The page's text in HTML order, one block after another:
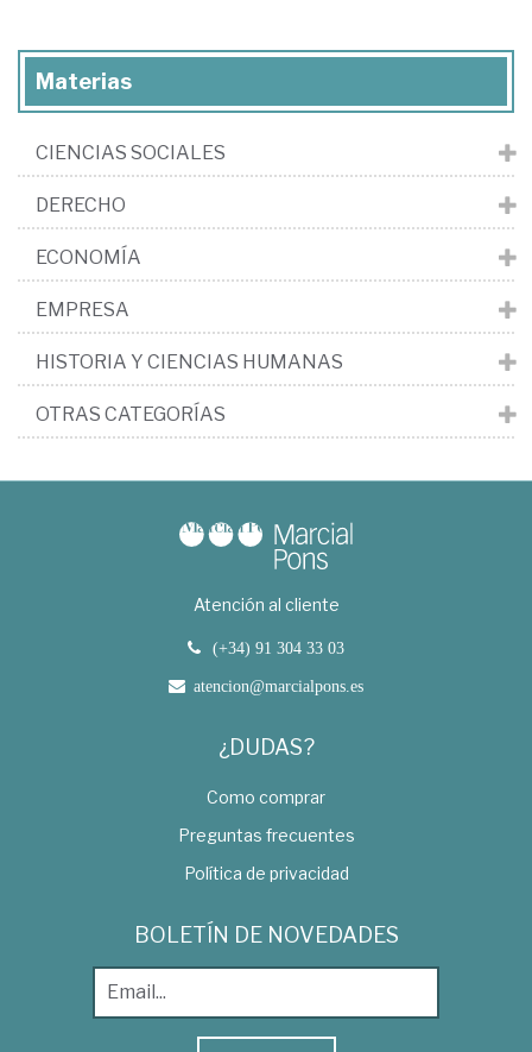
Materias
CIENCIAS SOCIALES
DERECHO
ECONOMÍA
EMPRESA
HISTORIA Y CIENCIAS HUMANAS
OTRAS CATEGORÍAS
Atención al cliente
(+34) 91 304 33 03
atencion@marcialpons.es
¿DUDAS?
Como comprar
Preguntas frecuentes
Política de privacidad
BOLETÍN DE NOVEDADES